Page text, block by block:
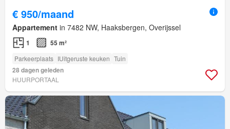
€ 950/maand
Appartement in 7482 NW, Haaksbergen, Overijssel
1 55 m²
Parkeerplaats IUitgeruste keuken Tuin
28 dagen geleden
HUURPORTAAL